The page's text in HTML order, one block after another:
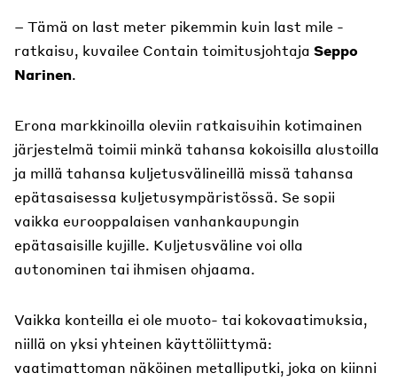
– Tämä on last meter pikemmin kuin last mile -
ratkaisu, kuvailee Contain toimitusjohtaja Seppo
Narinen.
Erona markkinoilla oleviin ratkaisuihin kotimainen
järjestelmä toimii minkä tahansa kokoisilla alustoilla
ja millä tahansa kuljetusvälineillä missä tahansa
epätasaisessa kuljetusympäristössä. Se sopii
vaikka eurooppalaisen vanhankaupungin
epätasaisille kujille. Kuljetusväline voi olla
autonominen tai ihmisen ohjaama.
Vaikka konteilla ei ole muoto- tai kokovaatimuksia,
niillä on yksi yhteinen käyttöliittymä:
vaatimattoman näköinen metalliputki, joka on kiinni